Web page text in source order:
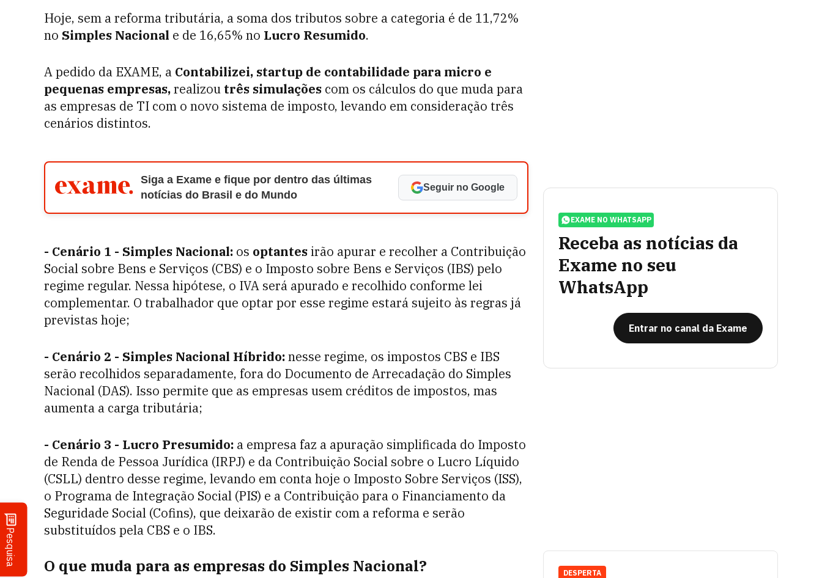
Pesquisa
Hoje, sem a reforma tributária, a soma dos tributos sobre a categoria é de 11,72%
no Simples Nacional e de 16,65% no Lucro Resumido.
A pedido da EXAME, a Contabilizei, startup de contabilidade para micro e
pequenas empresas,realizou três simulações com os cálculos do que muda para
as empresas de TI com o novo sistema de imposto, levando em consideração três
cenários distintos.
Siga a Exame e fique por dentro das últimas
notícias do Brasil e do Mundo
Seguir no Google
- Cenário 1 - Simples Nacional: os optantesirão apurar e recolher a Contribuição
Social sobre Bens e Serviços (CBS) e o Imposto sobre Bens e Serviços (IBS) pelo
regime regular. Nessa hipótese, o IVA será apurado e recolhido conforme lei
complementar. O trabalhador que optar por esse regime estará sujeito às regras já
previstas hoje;
- Cenário 2 - Simples Nacional Híbrido:nesse regime, os impostos CBS e IBS
serão recolhidos separadamente, fora do Documento de Arrecadação do Simples
Nacional (DAS). Isso permite que as empresas usem créditos de impostos, mas
aumenta a carga tributária;
- Cenário 3 - Lucro Presumido: a empresa faz a apuração simplificada do Imposto
de Renda de Pessoa Jurídica (IRPJ) e da Contribuição Social sobre o Lucro Líquido
(CSLL) dentro desse regime, levando em conta hoje o Imposto Sobre Serviços (ISS),
o Programa de Integração Social (PIS) e a Contribuição para o Financiamento da
Seguridade Social (Cofins), que deixarão de existir com a reforma e serão
substituídos pela CBS e o IBS.
O que muda para as empresas do Simples Nacional?
EXAME NO WHATSAPP
Receba as notícias da
Exame no seu
WhatsApp
Entrar no canal da Exame
DESPERTA